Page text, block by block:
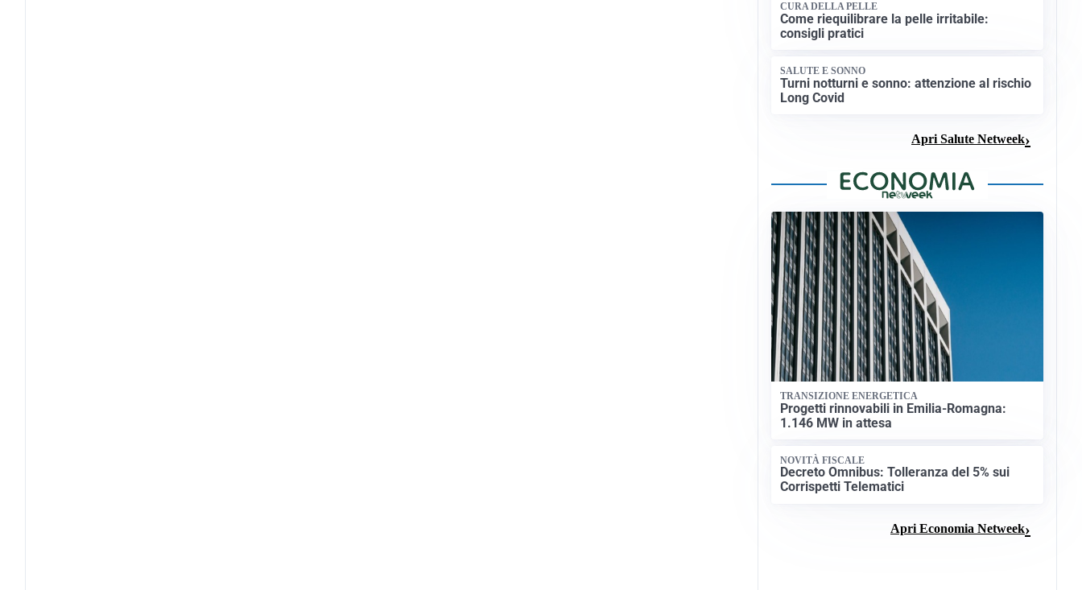
CURA DELLA PELLE
Come riequilibrare la pelle irritabile:
consigli pratici
SALUTE E SONNO
Turni notturni e sonno: attenzione al rischio
Long Covid
Apri Salute Netweek
TRANSIZIONE ENERGETICA
Progetti rinnovabili in Emilia-Romagna:
1.146 MW in attesa
NOVITÀ FISCALE
Decreto Omnibus: Tolleranza del 5% sui
Corrispetti Telematici
Apri Economia Netweek